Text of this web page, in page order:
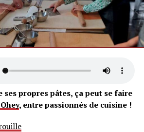
propres pâtes, ça peut se faire
, entre passionnés de cuisine !